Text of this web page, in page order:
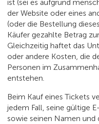
ist (sei es aufgrund
der Website oder eines
(oder die Bestellung
Käufer gezahlte Betrag
Gleichzeitig haftet das
oder andere Kosten, die
Personen im
entstehen.
Beim Kauf eines Tickets
jedem Fall, seine gültige
sowie seinen Namen und